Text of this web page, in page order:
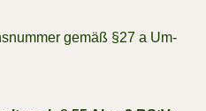
ge­mäß §27 a Um­